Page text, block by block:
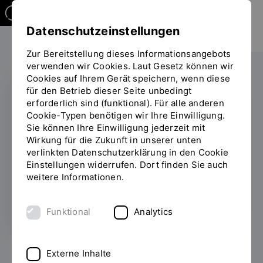
Symposium
Digitalisierung in der
Produktion
Presseberichte zur Veranstaltung finden Sie
Datenschutzeinstellungen
Zur Bereitstellung dieses Informationsangebots
verwenden wir Cookies. Laut Gesetz können wir
Cookies auf Ihrem Gerät speichern, wenn diese
für den Betrieb dieser Seite unbedingt
erforderlich sind (funktional). Für alle anderen
Cookie-Typen benötigen wir Ihre Einwilligung.
Sie können Ihre Einwilligung jederzeit mit
Wirkung für die Zukunft in unserer unten
verlinkten Datenschutzerklärung in den Cookie
Einstellungen widerrufen. Dort finden Sie auch
weitere Informationen.
Funktional Analytics
Externe Inhalte